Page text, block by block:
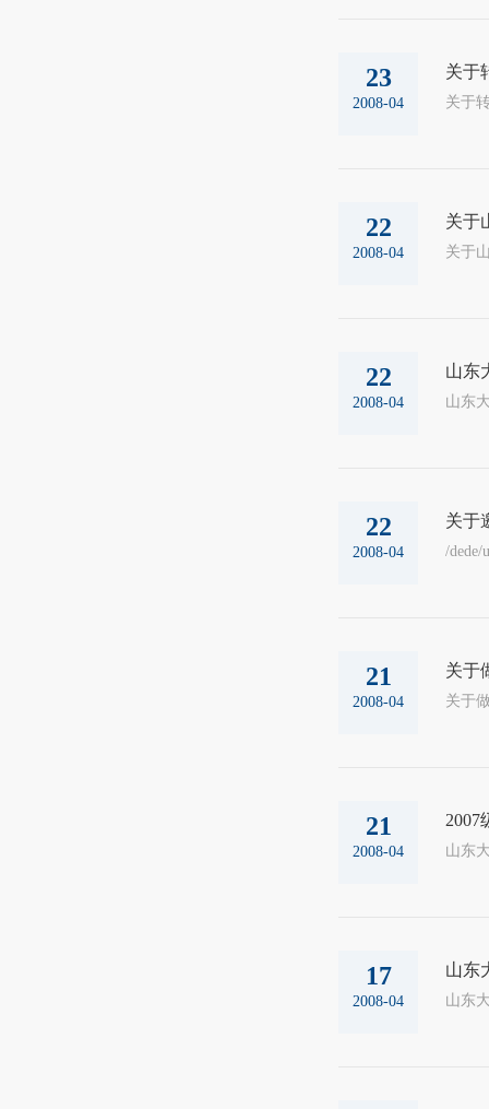
23
2008-04
关于
22
2008-04
关于
22
2008-04
山东
山东
22
2008-04
关于
/dede/
21
2008-04
关于
21
2008-04
2007
山东
17
2008-04
山东
山东